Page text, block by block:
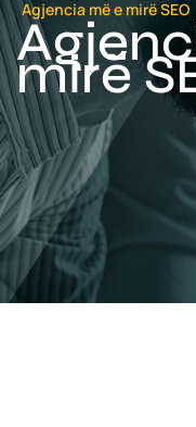
Agjencia më e mirë SEO
mirë